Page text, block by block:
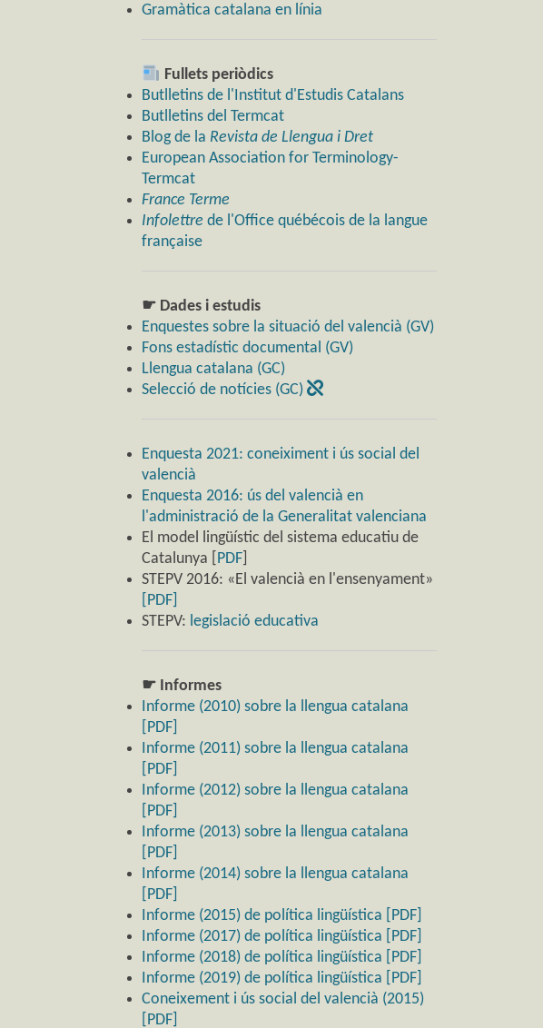
Gramàtica catalana en línia
Fullets periòdics
Butlletins de l'Institut d'Estudis Catalans
Butlletins del Termcat
Blog de la Revista de Llengua i Dret
European Association for Terminology-
Termcat
France Terme
Infolettre de l'Office québécois de la langue
française
☛ Dades i estudis
Enquestes sobre la situació del valencià (GV)
Fons estadístic documental (GV)
Llengua catalana (GC)
Selecció de notícies (GC)
Enquesta 2021: coneiximent i ús social del
valencià
Enquesta 2016: ús del valencià en
l'administració de la Generalitat valenciana
El model lingüístic del sistema educatiu de
Catalunya [
PDF
STEPV 2016: «El valencià en l'ensenyament»
[PDF]
STEPV: legislació educativa
☛ Informes
Informe (2010) sobre la llengua catalana
[PDF]
Informe (2011) sobre la llengua catalana
[PDF]
Informe (2012) sobre la llengua catalana
[PDF]
Informe (2013) sobre la llengua catalana
[PDF]
Informe (2014) sobre la llengua catalana
[PDF]
Informe (2015) de política lingüística [PDF]
Informe (2017) de política lingüística [PDF]
Informe (2018) de política lingüística [PDF]
Informe (2019) de política lingüística [PDF]
Coneixement i ús social del valencià (2015)
[PDF]